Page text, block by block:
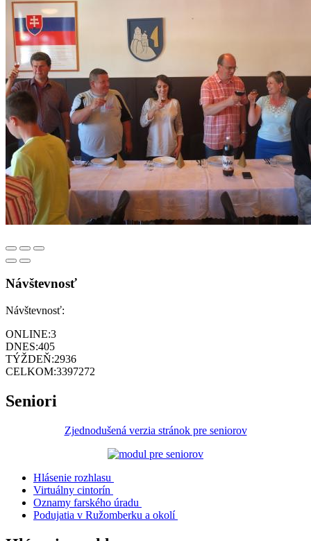
Návštevnosť
Návštevnosť:
ONLINE:3
DNES:405
TÝŽDEŇ:2936
CELKOM:3397272
Seniori
Zjednodušená verzia stránok pre seniorov
Hlásenie rozhlasu
Virtuálny cintorín
Oznamy farského úradu
Podujatia v Ružomberku a okolí